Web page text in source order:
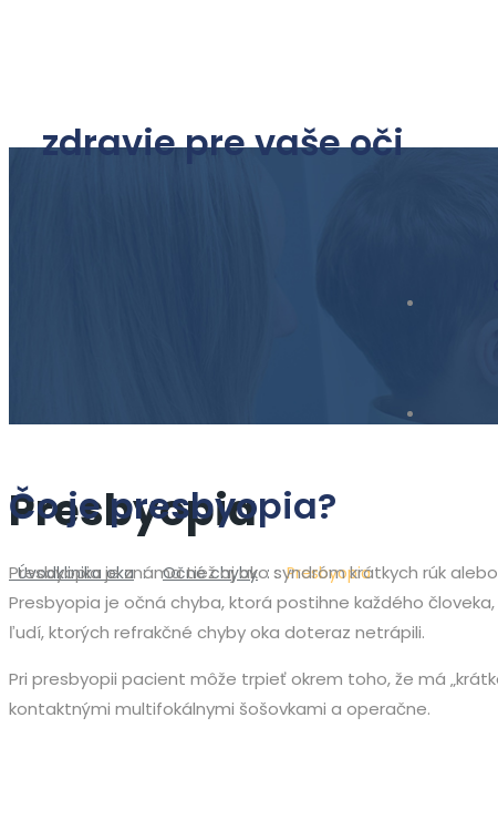
zdravie pre vaše oči
Presbyopia
Úvodklinika oka: :Očné chyby: :Presbyopia
Čo je presbyopia?
Presbyopia je známa tiež aj ako syndróm krátkych rúk
Presbyopia je očná chyba, ktorá postihne každého
ľudí, ktorých refrakčné chyby oka doteraz netrápili.
Pri presbyopii pacient môže trpieť okrem toho, že má
kontaktnými multifokálnymi šošovkami a operačne.